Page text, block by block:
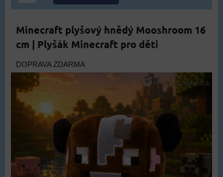
Minecraft plyšový hnědý Mooshroom 16
cm | Plyšák Minecraft pro děti
DOPRAVA ZDARMA